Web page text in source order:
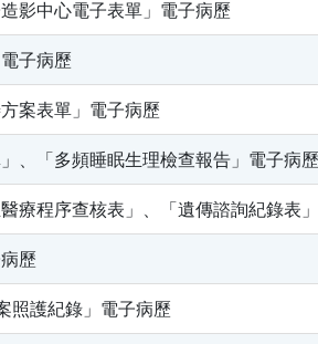
影中心電子表單」電子病歷
子病歷
案表單」電子病歷
、「多頻睡眠生理檢查報告」電子病歷
療程序查核表」、「遺傳諮詢紀錄表
歷
照護紀錄」電子病歷